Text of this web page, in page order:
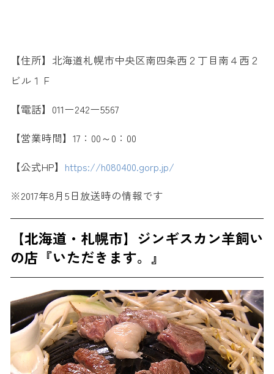
【住所】北海道札幌市中央区南四条西２丁目南４西２
ビル１Ｆ
【電話】011ー242ー5567
【営業時間】17：00～0：00
【公式HP】 https://h080400.gorp.jp/
※2017年8月5日放送時の情報です
【北海道・札幌市】ジンギスカン羊飼い
の店『いただきます。』